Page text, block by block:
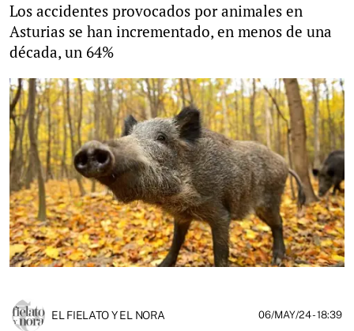
Los accidentes provocados por animales en
Asturias se han incrementado, en menos de una
década, un 64%
EL FIELATO Y EL NORA 06/MAY/24- 18:39